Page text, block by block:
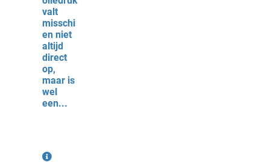
valt
misschi
en niet
altijd
direct
op,
maar is
wel
een...